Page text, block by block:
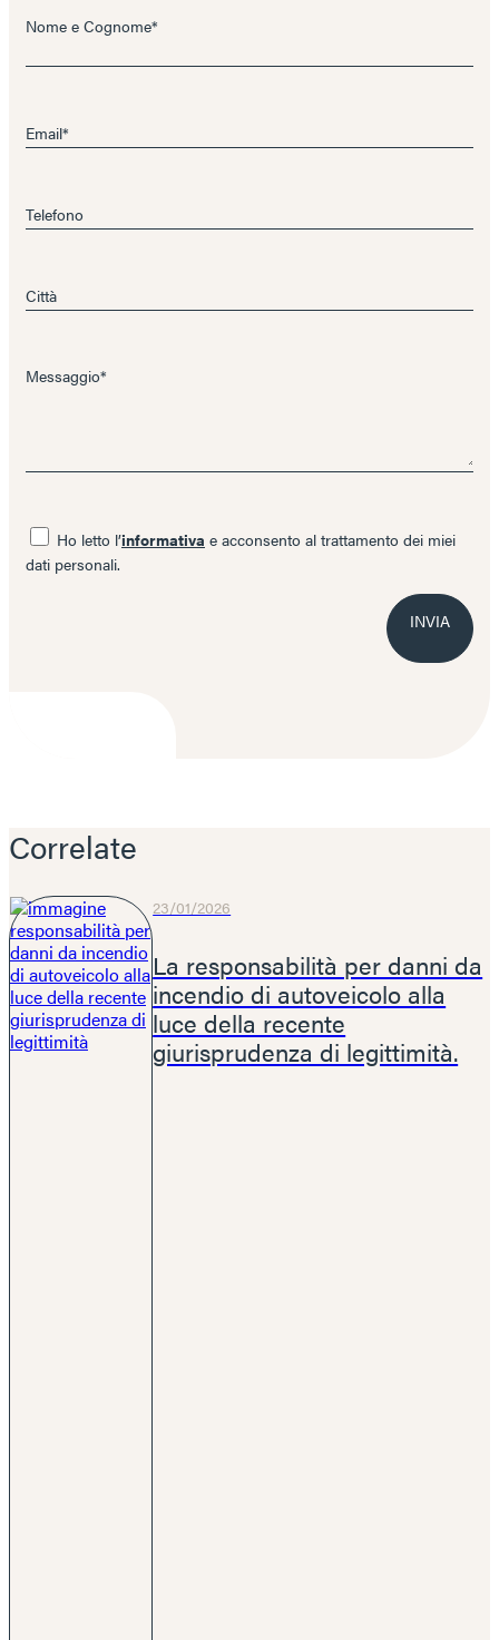
Nome e Cognome*
Email*
Telefono
Città
Messaggio*
Ho letto l’informativa e acconsento al trattamento dei miei
dati personali.
INVIA
Correlate
23/01/2026
La responsabilità per danni da
incendio di autoveicolo alla
luce della recente
giurisprudenza di legittimità.